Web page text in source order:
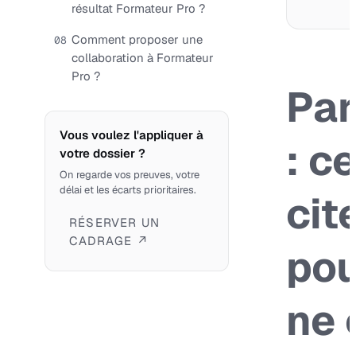
résultat Formateur Pro ?
08 Comment proposer une
collaboration à Formateur
Pro ?
Vous voulez l'appliquer à
votre dossier ?
On regarde vos preuves, votre
délai et les écarts prioritaires.
RÉSERVER UN
CADRAGE ↗
:
ne